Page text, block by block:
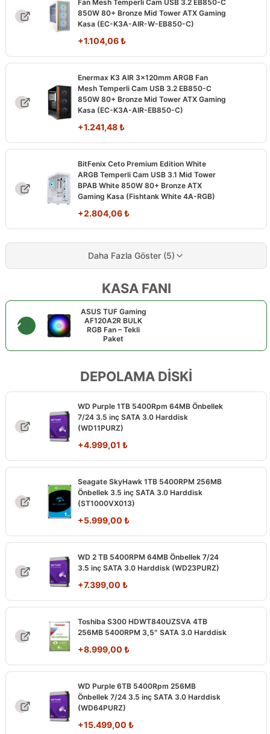
Fan Mesh Temperli Cam USB 3.2 EB850-C
850W 80+ Bronze Mid Tower ATX Gaming
Kasa (EC-K3A-AIR-W-EB850-C)
+1.104,06₺
Enermax K3 AIR 3x120mm ARGB Fan
Mesh Temperli Cam USB 3.2 EB850-C
850W 80+ Bronze Mid Tower ATX Gaming
Kasa (EC-K3A-AIR-EB850-C)
+1.241,48₺
BitFenix Ceto Premium Edition White
ARGB Temperli Cam USB 3.1 Mid Tower
BPAB White 850W 80+ Bronze ATX
Gaming Kasa (Fishtank White 4A-RGB)
+2.804,06₺
Daha Fazla Göster (5)
KASA FANI
ASUS TUF Gaming
AF120A2R BULK
RGB Fan – Tekli
Paket
DEPOLAMA DİSKİ
WD Purple 1TB 5400Rpm 64MB Önbellek
7/24 3.5 inç SATA 3.0 Harddisk
(WD11PURZ)
+4.999,01 ₺
Seagate SkyHawk 1TB 5400RPM 256MB
Önbellek 3.5 inç SATA 3.0 Harddisk
(ST1000VX013)
+5.999,00 ₺
WD 2 TB 5400RPM 64MB Önbellek 7/24
3.5 inç SATA 3.0 Harddisk (WD23PURZ)
+7.399,00 ₺
Toshiba S300 HDWT840UZSVA 4TB
256MB 5400RPM 3,5″ SATA 3.0 Harddisk
+8.999,00 ₺
WD Purple 6TB 5400Rpm 256MB
Önbellek 7/24 3.5 inç SATA 3.0 Harddisk
(WD64PURZ)
+15.499,00 ₺